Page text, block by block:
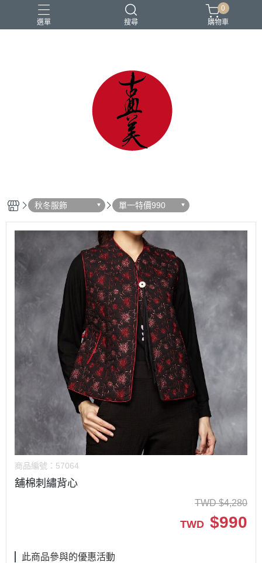
選單 搜尋
棉麻 茶禪服
0
購物車
秋冬服飾 單一特價990
商品編號： 57064
舖棉刺繡背心
TWD $4,280
TWD $990
此商品參與的優惠活動